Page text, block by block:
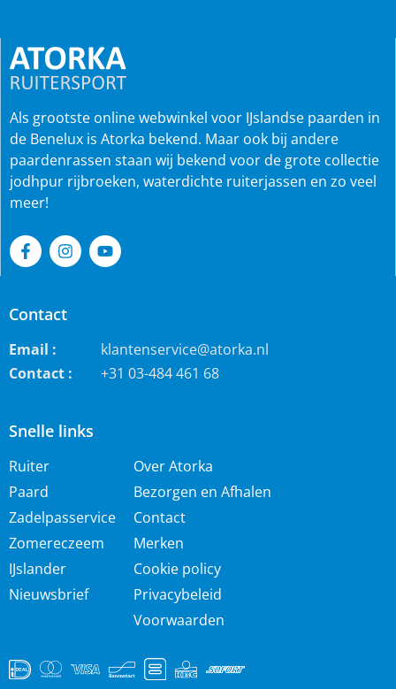
Snelle links
Ruiter
Paard
Zadelpasservice
Zomereczeem
IJslander
Nieuwsbrief
Over Atorka
Bezorgen en Afhalen
Contact
Merken
Cookie policy
Privacybeleid
Voorwaarden
Als grootste online webwinkel voor IJslandse paarden in
de Benelux is Atorka bekend. Maar ook bij andere
paardenrassen staan wij bekend voor de grote collectie
jodhpur rijbroeken, waterdichte ruiterjassen en zo veel
meer!
Contact
Email :
klantenservice@atorka.nl
Contact :
+31 03-484 461 68